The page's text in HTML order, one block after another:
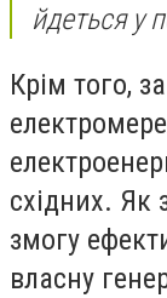
йдеться у
Крім того,
східних. Як
змогу
власну